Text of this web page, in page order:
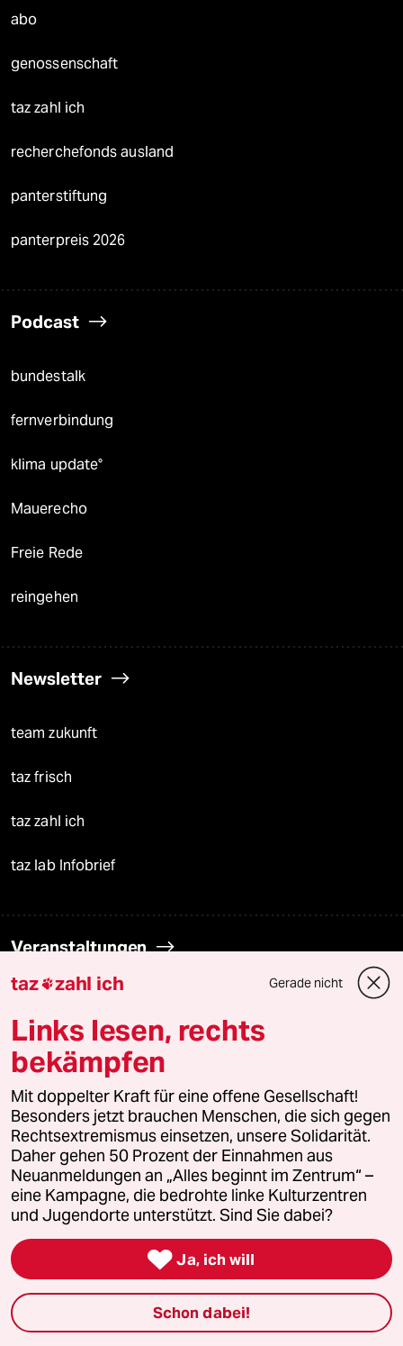
abo
genossenschaft
taz zahl ich
recherchefonds ausland
panterstiftung
panterpreis 2026
Podcast
bundestalk
fernverbindung
klima update°
Mauerecho
Freie Rede
reingehen
Newsletter
team zukunft
taz frisch
taz zahl ich
taz lab Infobrief
Veranstaltungen
Vor Ort
Live im Stream
Vergangene
taz lab 2027
Mehr taz Lesestoff
taz Blogs
taz zahl ich Gerade nicht
Links lesen, rechts
bekämpfen
Mit doppelter Kraft für eine offene Gesellschaft!
Besonders jetzt brauchen Menschen, die sich gegen
Rechtsextremismus einsetzen, unsere Solidarität.
Daher gehen 50 Prozent der Einnahmen aus
Neuanmeldungen an „Alles beginnt im Zentrum“ –
eine Kampagne, die bedrohte linke Kulturzentren
und Jugendorte unterstützt. Sind Sie dabei?
 Ja, ich will
Schon dabei!